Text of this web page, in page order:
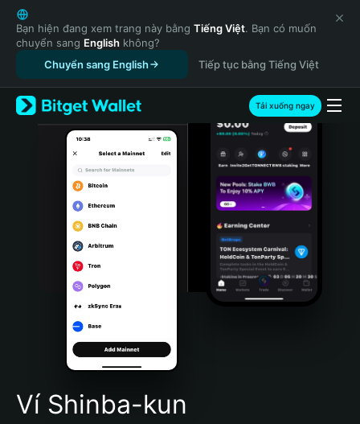
English
日本語
Tiếng Việt
Русский
Español (Latinoamérica)
Türkçe
Italiano
Português (Portugal)
Bahasa Indonesia
Português (Brasil)
Español (Argentina)
Bạn hiện đang xem trang này bằng Tiếng Việt. Bạn có muốn
chuyển sang English không?
Chuyển sang English
Tiếp tục bằng Tiếng Việt
Tải xuống ngay
Ví Shinba-kun